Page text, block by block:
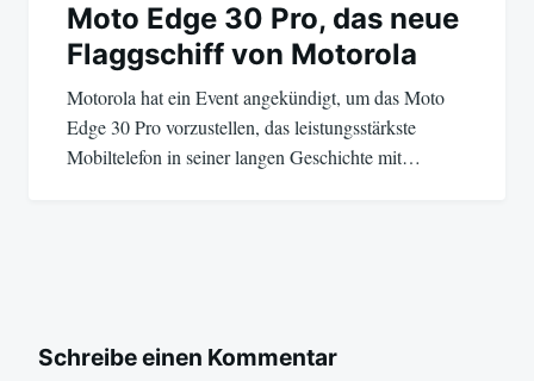
Moto Edge 30 Pro, das neue
Flaggschiff von Motorola
Motorola hat ein Event angekündigt, um das Moto
Edge 30 Pro vorzustellen, das leistungsstärkste
Mobiltelefon in seiner langen Geschichte mit…
Schreibe einen Kommentar